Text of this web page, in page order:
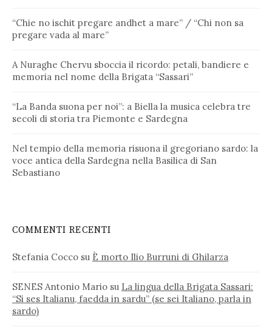
“Chie no ischit pregare andhet a mare” / “Chi non sa
pregare vada al mare”
A Nuraghe Chervu sboccia il ricordo: petali, bandiere e
memoria nel nome della Brigata “Sassari”
“La Banda suona per noi”: a Biella la musica celebra tre
secoli di storia tra Piemonte e Sardegna
Nel tempio della memoria risuona il gregoriano sardo: la
voce antica della Sardegna nella Basilica di San
Sebastiano
COMMENTI RECENTI
Stefania Cocco su È morto Ilio Burruni di Ghilarza
SENES Antonio Mario su La lingua della Brigata Sassari:
“Si ses Italianu, faedda in sardu” (se sei Italiano, parla in
sardo)